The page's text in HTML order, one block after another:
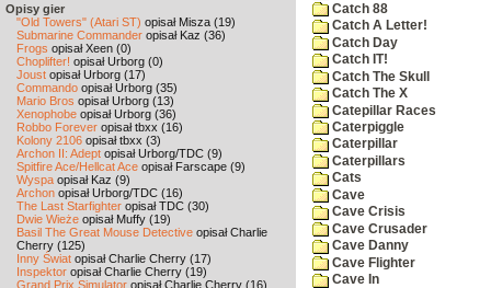
Opisy gier
"Old Towers" (Atari ST) opisał Misza (19)
Submarine Commander opisał Kaz (36)
Frogs opisał Xeen (0)
Choplifter! opisał Urborg (0)
Joust opisał Urborg (17)
Commando opisał Urborg (35)
Mario Bros opisał Urborg (13)
Xenophobe opisał Urborg (36)
Robbo Forever opisał tbxx (16)
Kolony 2106 opisał tbxx (3)
Archon II: Adept opisał Urborg/TDC (9)
Spitfire Ace/Hellcat Ace opisał Farscape (9)
Wyspa opisał Kaz (9)
Archon opisał Urborg/TDC (16)
The Last Starfighter opisał TDC (30)
Dwie Wieże opisał Muffy (19)
Basil The Great Mouse Detective opisał Charlie
Cherry (125)
Inny Świat opisał Charlie Cherry (17)
Inspektor opisał Charlie Cherry (19)
Grand Prix Simulator opisał Charlie Cherry (16)
Catch 88
Catch A Letter!
Catch Day
Catch IT!
Catch The Skull
Catch The X
Catepillar Races
Caterpiggle
Caterpillar
Caterpillars
Cats
Cave
Cave Crisis
Cave Crusader
Cave Danny
Cave Flighter
Cave In